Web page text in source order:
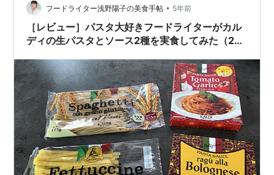
す！） 写真は我が家のキッチンで、料理をしない時間は
すべてのモノが外に出ないように収納できるので、こん
な感じ。人が来るとよくほめていただき…
フードライター浅野陽子の美食手帖 • 5年前
［レビュー］パスタ大好きフードライターがカル
ディの生パスタとソース2種を実食してみた（2回